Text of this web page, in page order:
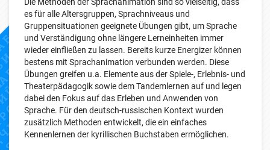
es für alle Altersgruppen, Sprachniveaus und
Gruppensituationen geeignete Übungen gibt, um Sprache
und Verständigung ohne längere Lerneinheiten immer
wieder einfließen zu lassen. Bereits kurze Energizer können
bestens mit Sprachanimation verbunden werden. Diese
Übungen greifen u.a. Elemente aus der Spiele-, Erlebnis- und
Theaterpädagogik sowie dem Tandemlernen auf und legen
dabei den Fokus auf das Erleben und Anwenden von
Sprache. Für den deutsch-russischen Kontext wurden
zusätzlich Methoden entwickelt, die ein einfaches
Kennenlernen der kyrillischen Buchstaben ermöglichen.